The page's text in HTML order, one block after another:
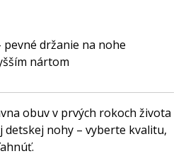
držanie na nohe
nártom
obuv v prvých rokoch života
detskej nohy – vyberte kvalitu,